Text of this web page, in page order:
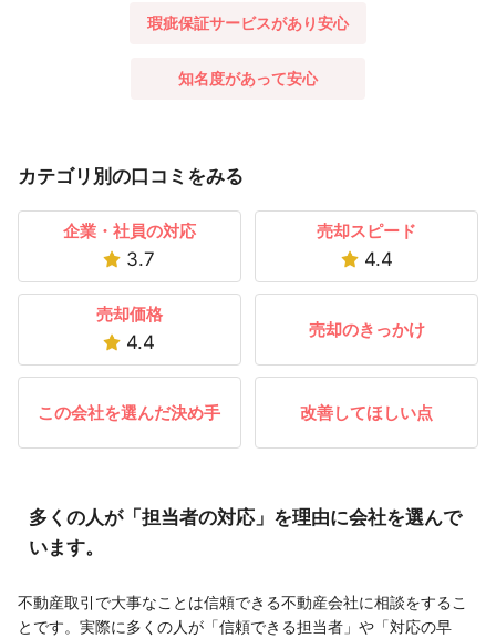
瑕疵保証サービスがあり安心
知名度があって安心
カテゴリ別の口コミをみる
企業・社員の対応
3.7
売却スピード
4.4
売却価格
4.4
売却のきっかけ
この会社を選んだ決め手 改善してほしい点
多くの人が「担当者の対応」を理由に会社を選んで
います。
不動産取引で大事なことは信頼できる不動産会社に相談をするこ
とです。実際に多くの人が「信頼できる担当者」や「対応の早